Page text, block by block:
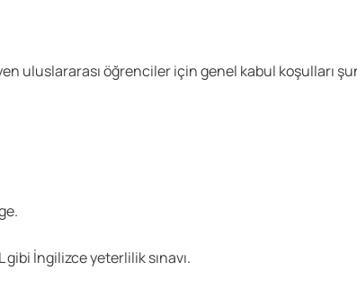
uluslararası öğrenciler için genel kabul koşulları
gibi İngilizce yeterlilik sınavı.